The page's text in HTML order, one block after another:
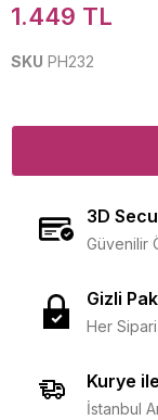
1.449 TL
SKU PH232
3D
Güvenilir
Gizli
Her
Kurye
İstanbul